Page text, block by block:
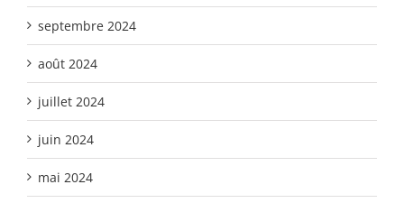
septembre 2024
août 2024
juillet 2024
juin 2024
mai 2024